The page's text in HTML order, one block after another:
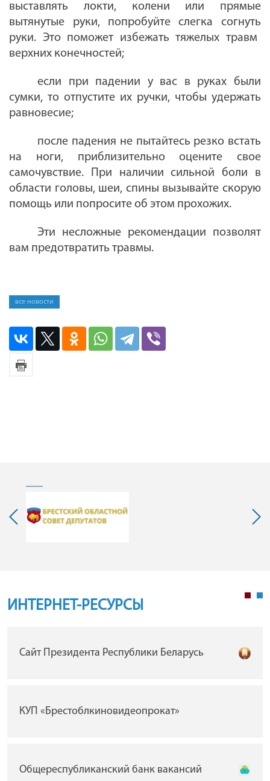
выставлять локти, колени или прямые
вытянутые руки,
попробуйтеслегка согнуть
руки. Это поможет избежать тяжелых травм
верхних конечностей;
если при падении у вас в руках были
сумки, то отпустите их ручки, чтобы удержать
равновесие;
после падения не пытайтесь резко встать
на ноги, приблизительно оцените свое
самочувствие. При наличии сильной боли в
области головы, шеи, спины вызывайте скорую
помощь или попросите об этом прохожих.
Эти несложные рекомендации позволят
вам предотвратить травмы.
все новости
ИНТЕРНЕТ-РЕСУРСЫ
Сайт Президента Республики Беларусь
КУП «Брестоблкиновидеопрокат»
Общереспубликанский банк вакансий